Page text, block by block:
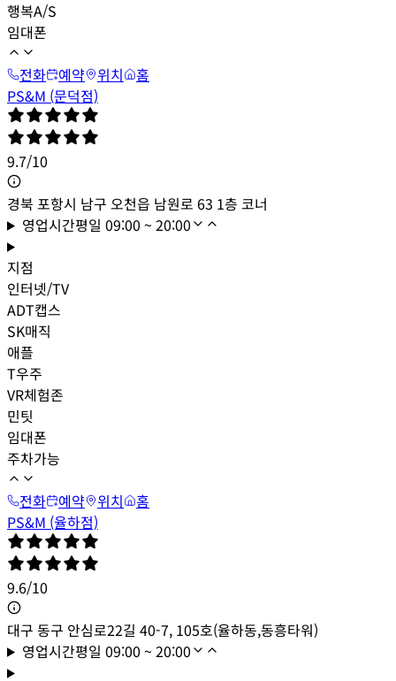
행복A/S
임대폰
전화
예약 위치
홈
PS&M (문덕점)
9.7/10
경북 포항시 남구 오천읍 남원로 63 1층 코너
영업시간평일 09:00 ~ 20:00
지점
인터넷/TV
ADT캡스
SK매직
애플
T우주
VR체험존
민팃
임대폰
주차가능
전화
예약 위치
홈
PS&M (율하점)
9.6/10
대구 동구 안심로22길 40-7, 105호(율하동,동흥타워)
영업시간평일 09:00 ~ 20:00